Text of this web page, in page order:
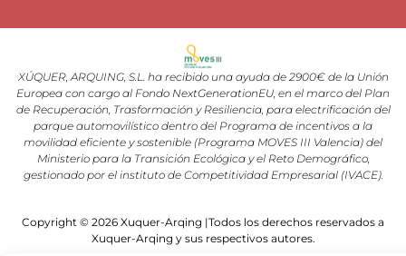
XÚQUER, ARQUING, S.L. ha recibido una ayuda de 2900€ de la Unión
Europea con cargo al Fondo NextGenerationEU, en el marco del Plan
de Recuperación, Trasformación y Resiliencia, para electrificación del
parque automovilístico dentro del Programa de incentivos a la
movilidad eficiente y sostenible (Programa MOVES III Valencia) del
Ministerio para la Transición Ecológica y el Reto Demográfico,
gestionado por el instituto de Competitividad Empresarial (IVACE).
Copyright © 2026 Xuquer-Arqing |Todos los derechos reservados a
Xuquer-Arqing y sus respectivos autores.